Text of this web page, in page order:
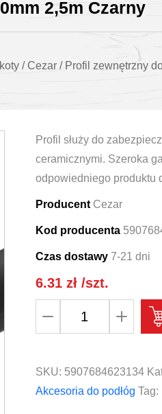
2,5m Czarny
/ Cezar / Profil zewnętrzny
Profil służy do
ceramicznymi. Szeroka
odpowiedniego produktu
Producent Cezar
Kod producenta
Czas dostawy 7-21 dni
6.31 zł/szt.
do
glazury
SKU: 5907684623134
Akcesoria do podłóg Tag: